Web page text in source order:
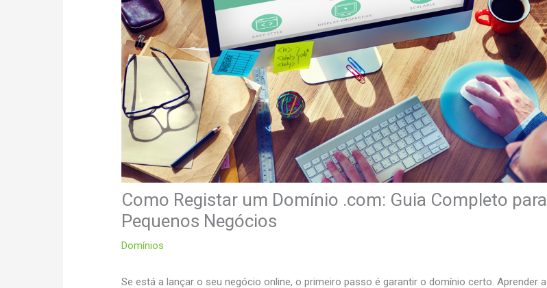
Como Registar um Domínio .com: Guia Completo para
Pequenos Negócios
Domínios
Se está a lançar o seu negócio online, o primeiro passo é garantir o domínio certo. Aprender a